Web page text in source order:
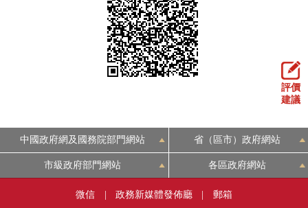
評價
建議
中國政府網及國務院部門網站 省（區市）政府網站
市級政府部門網站 各區政府網站
微信 政務新媒體發佈廳 郵箱